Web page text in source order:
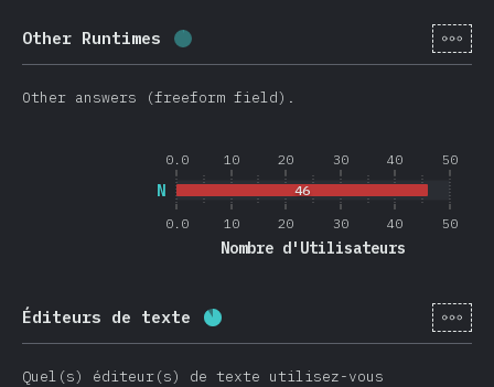
Other Runtimes Progression: [fr-
Other answers (freeform field).
0.0 10 20 30 40 50
0.0 10 20 30 40 50
Nombre d'Utilisateurs
N 46
Éditeurs de texte Progression: 21013)
[fr-
Quel(s) éditeur(s) de texte utilisez-vous